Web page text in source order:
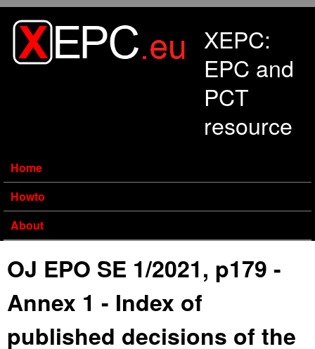
XEPC:
EPC and
PCT
resource
Home
Howto
About
OJ EPO SE 1/2021, p179 -
Annex 1 - Index of
published decisions of the